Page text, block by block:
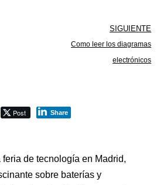
SIGUIENTE
Como leer los diagramas
electrónicos
Post Share
de tecnología en Madrid,
sobre baterías y